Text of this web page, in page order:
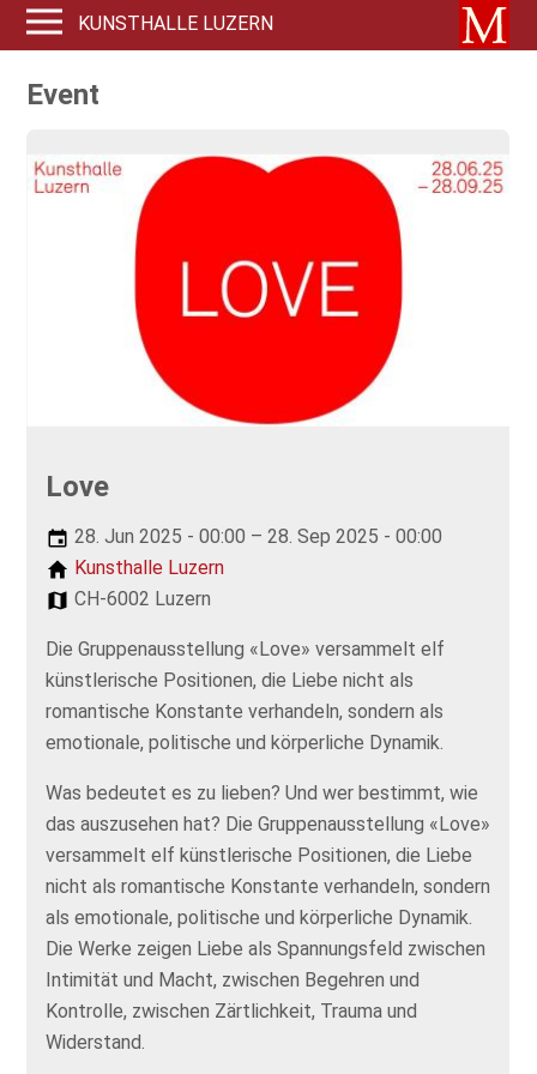
KUNSTHALLE LUZERN
Event
Love
28. Jun 2025 - 00:00 – 28. Sep 2025 - 00:00
Kunsthalle Luzern
CH-6002 Luzern
Die Gruppenausstellung «Love» versammelt elf
künstlerische Positionen, die Liebe nicht als
romantische Konstante verhandeln, sondern als
emotionale, politische und körperliche Dynamik.
Was bedeutet es zu lieben? Und wer bestimmt, wie
das auszusehen hat? Die Gruppenausstellung «Love»
versammelt elf künstlerische Positionen, die Liebe
nicht als romantische Konstante verhandeln, sondern
als emotionale, politische und körperliche Dynamik.
Die Werke zeigen Liebe als Spannungsfeld zwischen
Intimität und Macht, zwischen Begehren und
Kontrolle, zwischen Zärtlichkeit, Trauma und
Widerstand.